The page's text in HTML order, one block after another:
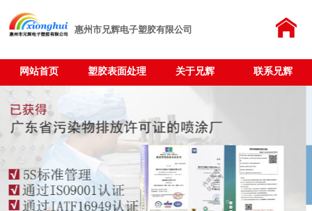
惠州市兄辉电子塑胶有限公司
网站首页 塑胶表面处理 关于兄辉 联系兄辉